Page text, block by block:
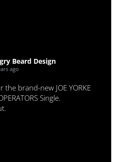
Beard Design
ago
the brand-new JOE YORKE
Single.